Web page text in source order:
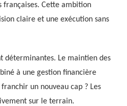
françaises. Cette ambition
claire et une exécution sans
déterminantes. Le maintien des
à une gestion financière
un nouveau cap ? Les
sur le terrain.